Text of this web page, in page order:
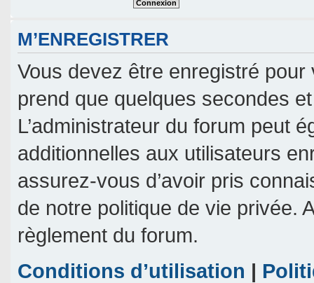
M’ENREGISTRER
Vous devez être enregistré pour
prend que quelques secondes
L’administrateur du forum peut
additionnelles aux utilisateurs
assurez-vous d’avoir pris
de notre politique de vie privée.
règlement du forum.
Conditions d’utilisation |